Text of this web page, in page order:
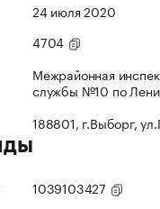
24 июля 2020
4704
Межрайонная
службы №10 по
188801, г.Выборг,
1039103427